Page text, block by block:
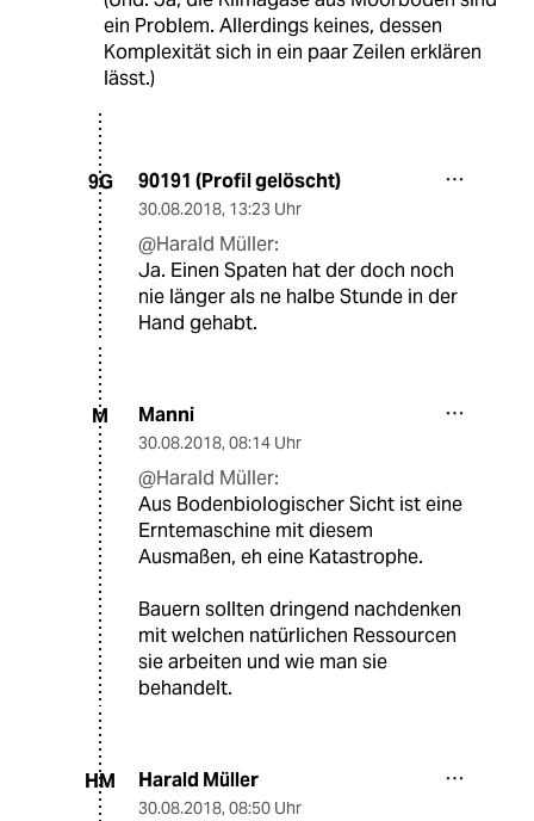
ein Problem. Allerdings keines, dessen
Komplexität sich in ein paar Zeilen erklären
lässt.)
9G 90191 (Profil gelöscht)
30.08.2018, 13:23 Uhr
@Harald Müller:
Ja. Einen Spaten hat der doch noch
nie länger als ne halbe Stunde in der
Hand gehabt.
M Manni
30.08.2018, 08:14 Uhr
@Harald Müller:
Aus Bodenbiologischer Sicht ist eine
Erntemaschine mit diesem
Ausmaßen, eh eine Katastrophe.
Bauern sollten dringend nachdenken
mit welchen natürlichen Ressourcen
sie arbeiten und wie man sie
behandelt.
HM Harald Müller
30.08.2018, 08:50 Uhr